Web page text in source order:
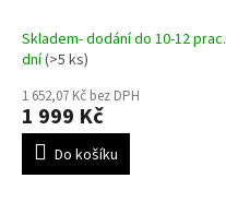
Skladem- dodání do 10-12 prac.
dní(>5 ks)
1 652,07 Kč bez DPH
1 999 Kč
Do košíku